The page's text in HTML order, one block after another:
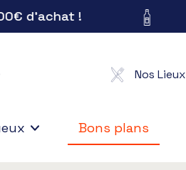
d'achat !
Nos Lieux
Bons plans
Bons plans